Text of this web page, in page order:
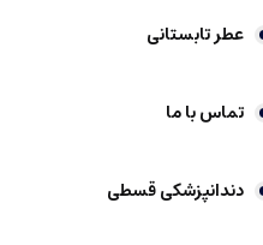
عطر تابستانی
تماس با ما
دندانپزشکی قسطی